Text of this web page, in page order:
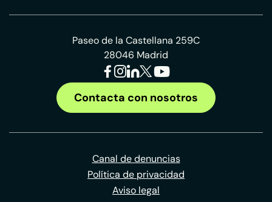
Paseo de la Castellana 259C
28046 Madrid
Contacta con nosotros
Canal de denuncias
Política de privacidad
Aviso legal